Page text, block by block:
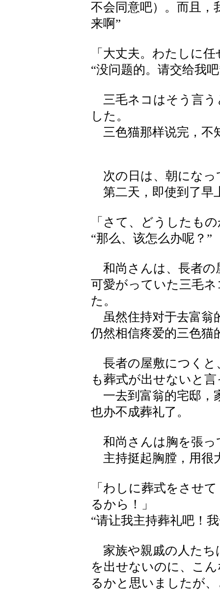
不会同意吧）。而且，
来啊”
「大丈夫。わたしに
“没问题的。请交给我
三毛ネコはそう言う
した。
三色猫那样说完，不
次の日は、朝になっ
第二天，即使到了早
「さて、どうしたも
“那么、该怎么办呢？”
和尚さんは、長者の
可愛がっていた三毛
た。
虽然住持对于去富翁
仍然相信疼爱的三色猫
長者の屋敷につくと
も葬式が出せないと
一去到富翁的宅邸，
也办不成葬礼了。
和尚さんは胸を張っ
主持挺起胸膛，用很
「わしに葬式をさせ
るから！」
“请让我主持葬礼吧！
家族や親戚の人たち
を出せないのに、こ
るかと思いましたが